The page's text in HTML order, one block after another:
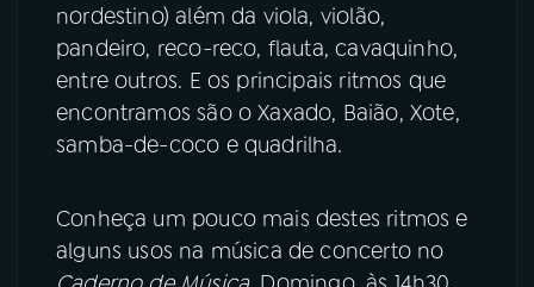
nordestino) além da viola, violão,
pandeiro, reco-reco, flauta, cavaquinho,
entre outros. E os principais ritmos que
encontramos são o Xaxado, Baião, Xote,
samba-de-coco e quadrilha.
Conheça um pouco mais destes ritmos e
alguns usos na música de concerto no